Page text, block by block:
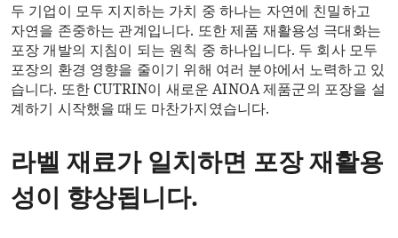
두 기업이 모두 지지하는 가치 중 하나는 자연에 친밀하고
자연을 존중하는 관계입니다. 또한 제품 재활용성 극대화는
포장 개발의 지침이 되는 원칙 중 하나입니다. 두 회사 모두
포장의 환경 영향을 줄이기 위해 여러 분야에서 노력하고 있
습니다. 또한 CUTRIN이 새로운 AINOA 제품군의 포장을 설
계하기 시작했을 때도 마찬가지였습니다.
라벨 재료가 일치하면 포장 재활용
성이 향상됩니다.